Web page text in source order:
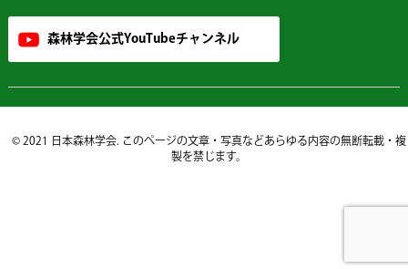
森林学会公式YouTubeチャンネル
© 2021 日本森林学会. このページの文章・写真などあらゆる内容の無断転載・複
製を禁じます。